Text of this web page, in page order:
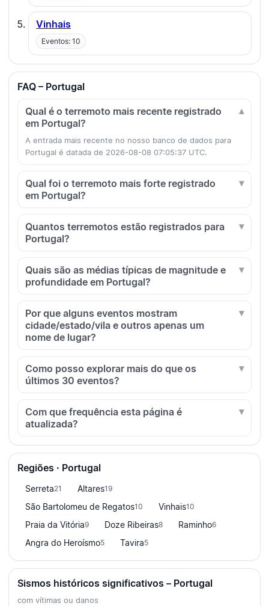
Vinhais
Eventos: 10
FAQ – Portugal
Qual é o terremoto mais recente registrado
em Portugal?
A entrada mais recente no nosso banco de dados para
Portugal é datada de 2026-08-08 07:05:37 UTC.
Qual foi o terremoto mais forte registrado
em Portugal?
Quantos terremotos estão registrados para
Portugal?
Quais são as médias típicas de magnitude e
profundidade em Portugal?
Por que alguns eventos mostram
cidade/estado/vila e outros apenas um
nome de lugar?
Como posso explorar mais do que os
últimos 30 eventos?
Com que frequência esta página é
atualizada?
Regiões · Portugal
Serreta21 Altares19
São Bartolomeu de Regatos10 Vinhais10
Praia da Vitória9 Doze Ribeiras8 Raminho6
Angra do Heroísmo5 Tavira5
Sismos históricos significativos – Portugal
com vítimas ou danos